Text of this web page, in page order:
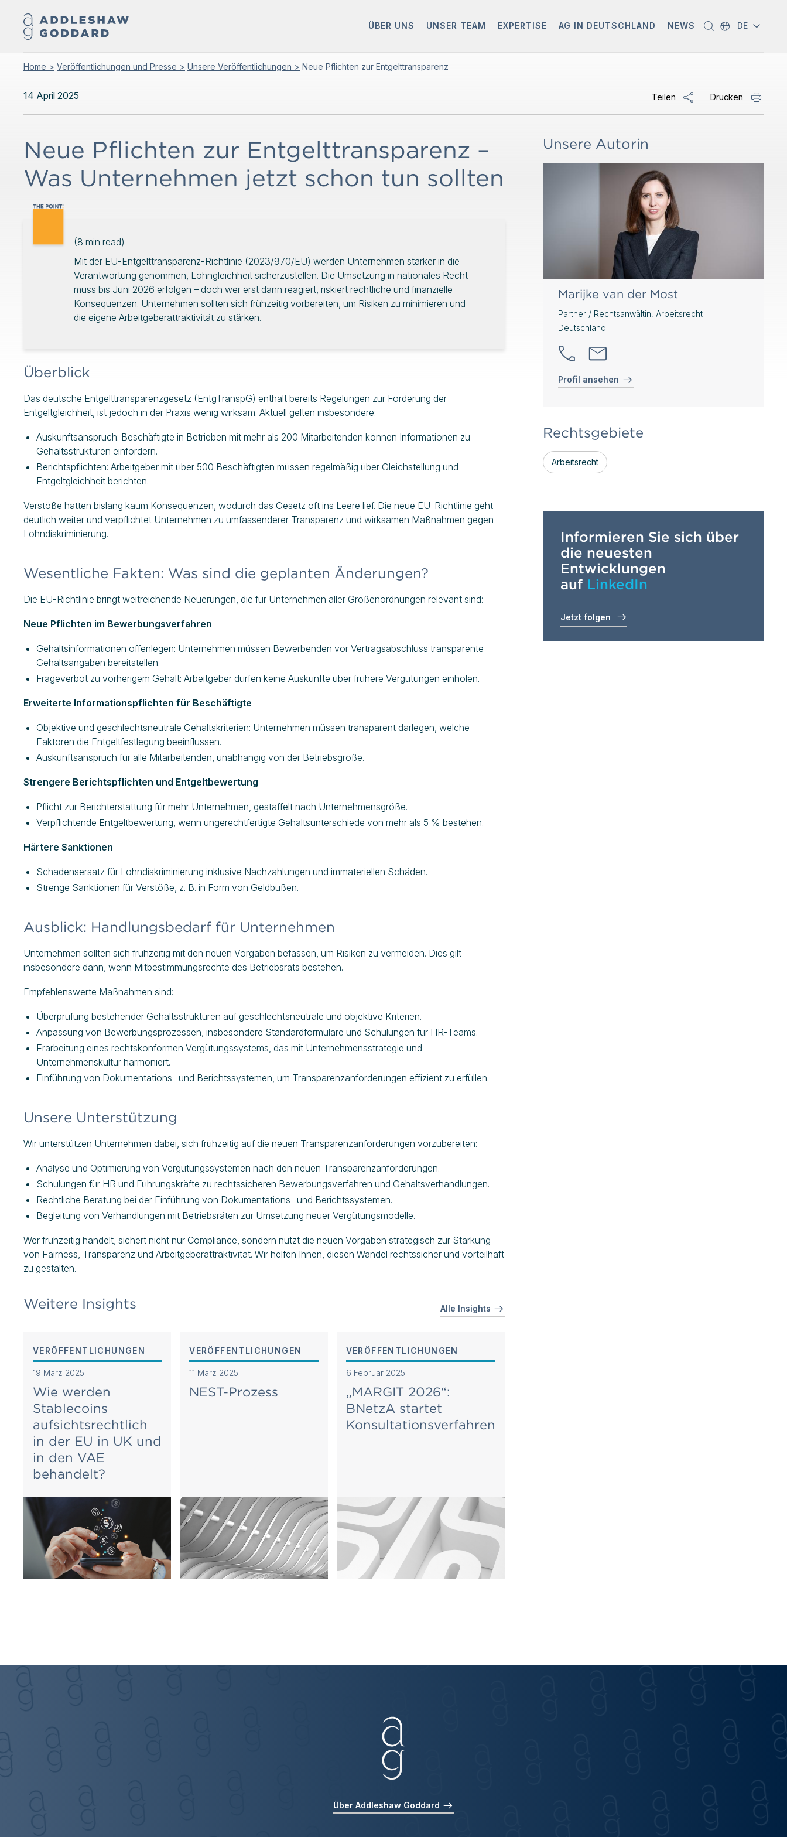
ÜBER UNS UNSER TEAM EXPERTISE AG IN DEUTSCHLAND NEWS DE
Home > Veröffentlichungen und Presse > Unsere Veröffentlichungen > Neue Pflichten zur Entgelttransparenz
14 April 2025 Teilen Drucken
Neue Pflichten zur Entgelttransparenz –
Was Unternehmen jetzt schon tun sollten
(8 min read)
Mit der EU-Entgelttransparenz-Richtlinie (2023/970/EU) werden Unternehmen stärker in die
Verantwortung genommen, Lohngleichheit sicherzustellen. Die Umsetzung in nationales Recht
muss bis Juni 2026 erfolgen – doch wer erst dann reagiert, riskiert rechtliche und finanzielle
Konsequenzen. Unternehmen sollten sich frühzeitig vorbereiten, um Risiken zu minimieren und
die eigene Arbeitgeberattraktivität zu stärken.
Überblick
Das deutsche Entgelttransparenzgesetz (EntgTranspG) enthält bereits Regelungen zur Förderung der
Entgeltgleichheit, ist jedoch in der Praxis wenig wirksam. Aktuell gelten insbesondere:
Auskunftsanspruch: Beschäftigte in Betrieben mit mehr als 200 Mitarbeitenden können Informationen zu
Gehaltsstrukturen einfordern.
Berichtspflichten: Arbeitgeber mit über 500 Beschäftigten müssen regelmäßig über Gleichstellung und
Entgeltgleichheit berichten.
Verstöße hatten bislang kaum Konsequenzen, wodurch das Gesetz oft ins Leere lief. Die neue EU-Richtlinie geht
deutlich weiter und verpflichtet Unternehmen zu umfassenderer Transparenz und wirksamen Maßnahmen gegen
Lohndiskriminierung.
Wesentliche Fakten: Was sind die geplanten Änderungen?
Die EU-Richtlinie bringt weitreichende Neuerungen, die für Unternehmen aller Größenordnungen relevant sind:
Neue Pflichten im Bewerbungsverfahren
Gehaltsinformationen offenlegen: Unternehmen müssen Bewerbenden vor Vertragsabschluss transparente
Gehaltsangaben bereitstellen.
Frageverbot zu vorherigem Gehalt: Arbeitgeber dürfen keine Auskünfte über frühere Vergütungen einholen.
Erweiterte Informationspflichten für Beschäftigte
Objektive und geschlechtsneutrale Gehaltskriterien: Unternehmen müssen transparent darlegen, welche
Faktoren die Entgeltfestlegung beeinflussen.
Auskunftsanspruch für alle Mitarbeitenden, unabhängig von der Betriebsgröße.
Strengere Berichtspflichten und Entgeltbewertung
Pflicht zur Berichterstattung für mehr Unternehmen, gestaffelt nach Unternehmensgröße.
Verpflichtende Entgeltbewertung, wenn ungerechtfertigte Gehaltsunterschiede von mehr als 5 % bestehen.
Härtere Sanktionen
Schadensersatz für Lohndiskriminierung inklusive Nachzahlungen und immateriellen Schäden.
Strenge Sanktionen für Verstöße, z. B. in Form von Geldbußen.
Ausblick: Handlungsbedarf für Unternehmen
Unternehmen sollten sich frühzeitig mit den neuen Vorgaben befassen, um Risiken zu vermeiden. Dies gilt
insbesondere dann, wenn Mitbestimmungsrechte des Betriebsrats bestehen.
Empfehlenswerte Maßnahmen sind:
Überprüfung bestehender Gehaltsstrukturen auf geschlechtsneutrale und objektive Kriterien.
Anpassung von Bewerbungsprozessen, insbesondere Standardformulare und Schulungen für HR-Teams.
Erarbeitung eines rechtskonformen Vergütungssystems, das mit Unternehmensstrategie und
Unternehmenskultur harmoniert.
Einführung von Dokumentations- und Berichtssystemen, um Transparenzanforderungen effizient zu erfüllen.
Unsere Unterstützung
Wir unterstützen Unternehmen dabei, sich frühzeitig auf die neuen Transparenzanforderungen vorzubereiten:
Analyse und Optimierung von Vergütungssystemen nach den neuen Transparenzanforderungen.
Schulungen für HR und Führungskräfte zu rechtssicheren Bewerbungsverfahren und Gehaltsverhandlungen.
Rechtliche Beratung bei der Einführung von Dokumentations- und Berichtssystemen.
Begleitung von Verhandlungen mit Betriebsräten zur Umsetzung neuer Vergütungsmodelle.
Wer frühzeitig handelt, sichert nicht nur Compliance, sondern nutzt die neuen Vorgaben strategisch zur Stärkung
von Fairness, Transparenz und Arbeitgeberattraktivität. Wir helfen Ihnen, diesen Wandel rechtssicher und vorteilhaft
zu gestalten.
Weitere Insights Alle Insights
VERÖFFENTLICHUNGEN
19 März 2025
Wie werden
Stablecoins
aufsichtsrechtlich
in der EU in UK und
in den VAE
behandelt?
VERÖFFENTLICHUNGEN
11 März 2025
NEST-Prozess
VERÖFFENTLICHUNGEN
6 Februar 2025
„MARGIT 2026“:
BNetzA startet
Konsultationsverfahren
Unsere Autorin
Marijke van der Most
Partner / Rechtsanwältin, Arbeitsrecht
Deutschland
Profil ansehen
Rechtsgebiete
Arbeitsrecht
Informieren Sie sich über
die neuesten
Entwicklungen
auf LinkedIn
Jetzt folgen
Über Addleshaw Goddard